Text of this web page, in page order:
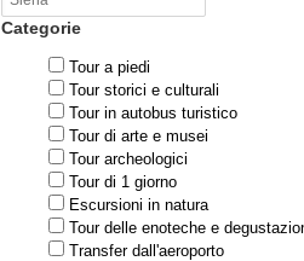
Categorie
Tour a piedi
Tour storici e culturali
Tour in autobus turistico
Tour di arte e musei
Tour archeologici
Tour di 1 giorno
Escursioni in natura
Tour delle enoteche e
Transfer dall'aeroporto